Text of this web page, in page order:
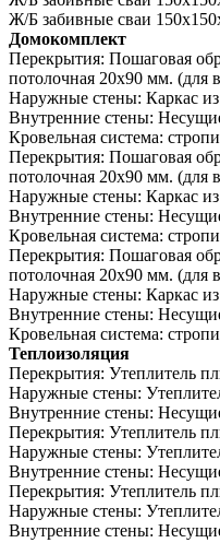
Ж/Б забивные сваи
Домокомплект
Перекрытия: Пошаговая
потолочная 20х90 мм. (для
Наружные стены: Каркас
Внутренние стены:
Кровельная система:
Перекрытия: Пошаговая
потолочная 20х90 мм. (для
Наружные стены: Каркас
Внутренние стены:
Кровельная система:
Перекрытия: Пошаговая
потолочная 20х90 мм. (для
Наружные стены: Каркас
Внутренние стены:
Кровельная система:
Теплоизоляция
Перекрытия: Утеплитель
Наружные стены:
Внутренние стены:
Перекрытия: Утеплитель
Наружные стены:
Внутренние стены:
Перекрытия: Утеплитель
Наружные стены:
Внутренние стены: